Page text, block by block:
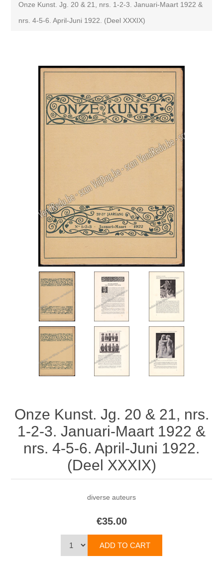
Onze Kunst. Jg. 20 & 21, nrs. 1-2-3. Januari-Maart 1922 &
nrs. 4-5-6. April-Juni 1922. (Deel XXXIX)
Onze Kunst. Jg. 20 & 21, nrs.
1-2-3. Januari-Maart 1922 &
nrs. 4-5-6. April-Juni 1922.
(Deel XXXIX)
diverse auteurs
€35.00